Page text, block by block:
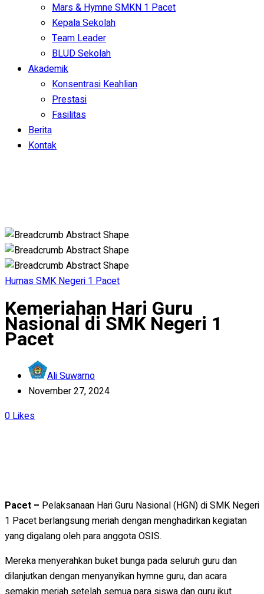
Mars & Hymne SMKN 1 Pacet
Kepala Sekolah
Team Leader
BLUD Sekolah
Akademik
Konsentrasi Keahlian
Prestasi
Fasilitas
Berita
Kontak
Humas SMK Negeri 1 Pacet
Kemeriahan Hari Guru
Nasional di SMK Negeri 1
Pacet
Ali Suwarno
November 27, 2024
0Likes
Pacet – Pelaksanaan Hari Guru Nasional (HGN) di SMK Negeri
1 Pacet berlangsung meriah dengan menghadirkan kegiatan
yang digalang oleh para anggota OSIS.
Mereka menyerahkan buket bunga pada seluruh guru dan
dilanjutkan dengan menyanyikan hymne guru, dan acara